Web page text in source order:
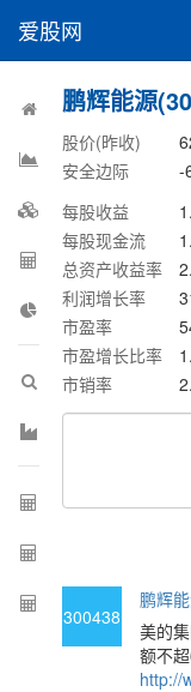
爱股网
鹏辉能源
股价(昨收)
安全边际
-
每股收益
每股现金流
总资产收益率
利润增长率
市盈率
市盈增长比率
市销率
300438
鹏辉
美的
额不
http://